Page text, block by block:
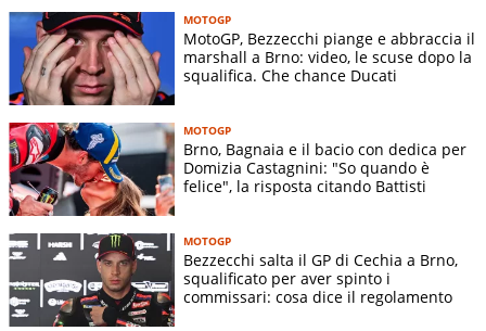
MOTOGP
MotoGP, Bezzecchi piange e abbraccia il
marshall a Brno: video, le scuse dopo la
squalifica. Che chance Ducati
MOTOGP
Brno, Bagnaia e il bacio con dedica per
Domizia Castagnini: "So quando è
felice", la risposta citando Battisti
MOTOGP
Bezzecchi salta il GP di Cechia a Brno,
squalificato per aver spinto i
commissari: cosa dice il regolamento